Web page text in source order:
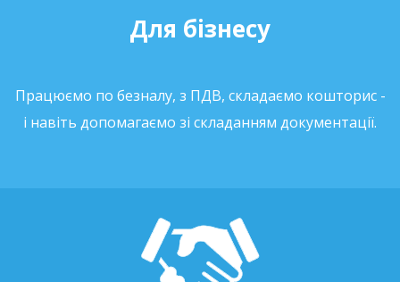
Для бізнесу
Працюємо по безналу, з ПДВ, складаємо кошторис -
і навіть допомагаємо зі складанням документації.